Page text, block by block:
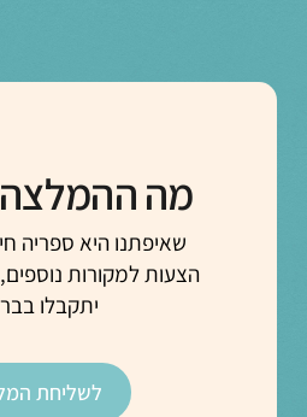
מה
שאיפתנו היא ספריה
הצעות למקורות
יתקבלו
לשליחת